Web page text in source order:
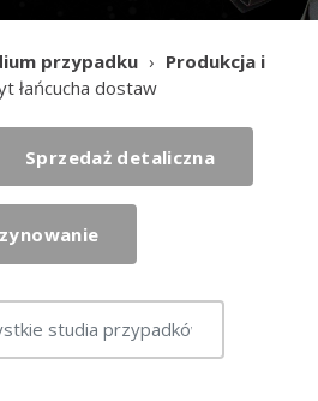
przypadku › Produkcja i
łańcucha dostaw
Sprzedaż detaliczna